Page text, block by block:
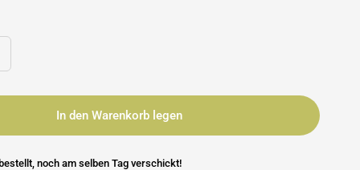
In den Warenkorb legen
noch am selben Tag verschickt!